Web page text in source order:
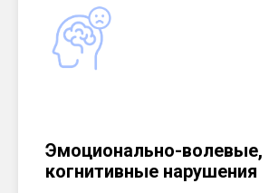
Эмоционально-волевые,
когнитивные нарушения